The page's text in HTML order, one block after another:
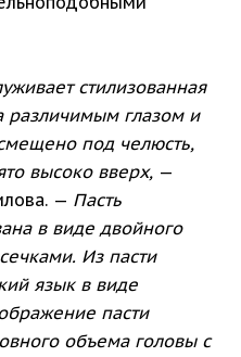
стилизованная
различимым глазом и
под челюсть,
высоко вверх, —
— Пасть
в виде двойного
Из пасти
язык в виде
пасти
объема головы с